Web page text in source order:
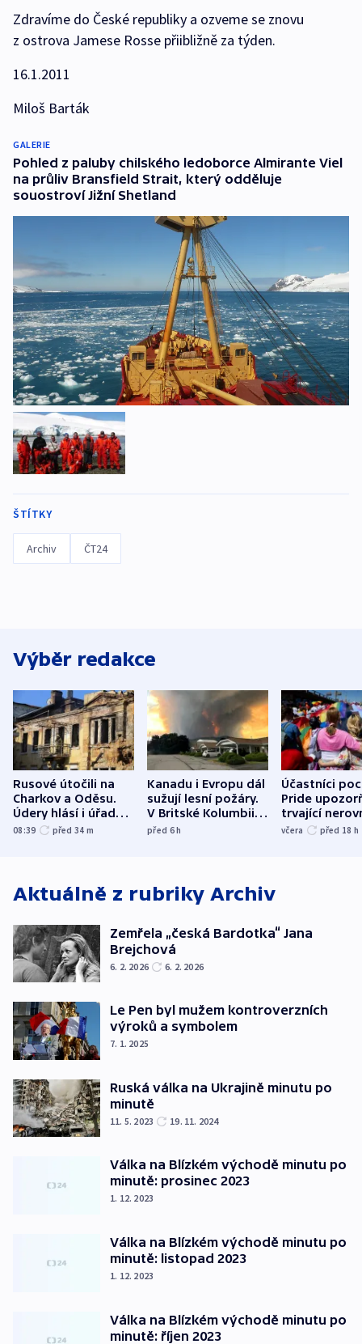
Zdravíme do České republiky a ozveme se znovu
z ostrova Jamese Rosse přiibližně za týden.
16.1.2011
Miloš Barták
GALERIE
Pohled z paluby chilského ledoborce Almirante Viel
na průliv Bransfield Strait, který odděluje
souostroví Jižní Shetland
ŠTÍTKY
Archiv ČT24
Výběr redakce
Rusové útočili na
Charkov a Oděsu.
Údery hlásí i úřady v
Bělgorodu
08:39 před 34 m
Kanadu i Evropu dál
sužují lesní požáry.
V Britské Kolumbii
evakuovali tisíce lidí
před 6h
Účastníci
Pride
trvající
včera před 18 h
Aktuálně z rubriky Archiv
Zemřela „česká Bardotka“ Jana
Brejchová
6. 2. 2026 6. 2. 2026
Le Pen byl mužem kontroverzních
výroků a symbolem
7. 1. 2025
Ruská válka na Ukrajině minutu po
minutě
11. 5. 2023 19. 11. 2024
Válka na Blízkém východě minutu po
minutě: prosinec 2023
1. 12. 2023
Válka na Blízkém východě minutu po
minutě: listopad 2023
1. 12. 2023
Válka na Blízkém východě minutu po
minutě: říjen 2023